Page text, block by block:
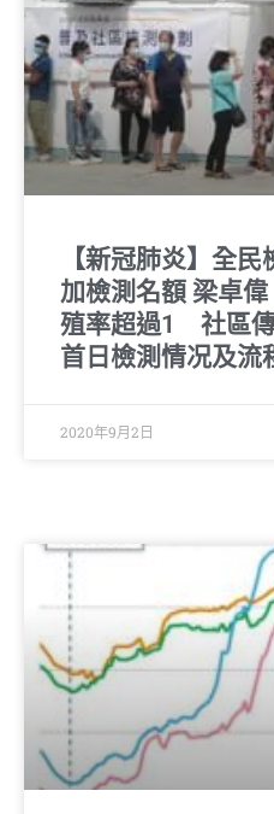
【新冠肺炎】全
加檢測名額 梁卓
殖率超過1 社區
首日檢測情况及流
2020年9月2日